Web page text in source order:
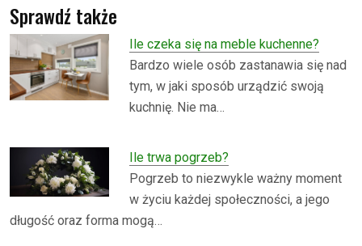
Sprawdź także
Ile czeka się na meble kuchenne?
Bardzo wiele osób zastanawia się nad
tym, w jaki sposób urządzić swoją
kuchnię. Nie ma…
Ile trwa pogrzeb?
Pogrzeb to niezwykle ważny moment
w życiu każdej społeczności, a jego
długość oraz forma mogą…